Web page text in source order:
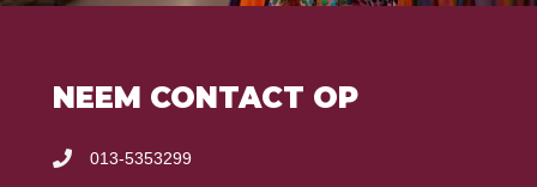
NEEM CONTACT OP
013-5353299